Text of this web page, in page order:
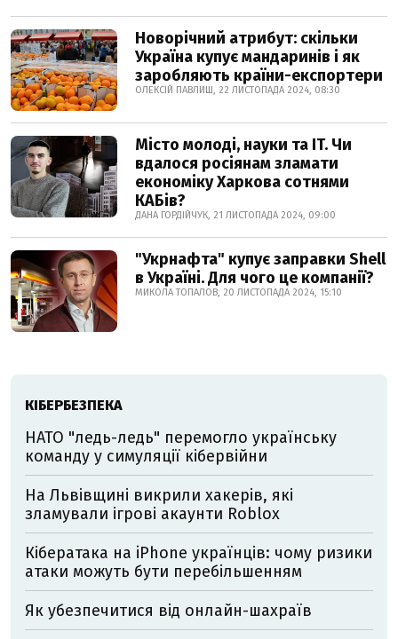
Новорічний атрибут: скільки
Україна купує мандаринів і як
заробляють країни-експортери
ОЛЕКСІЙ ПАВЛИШ, 22 ЛИСТОПАДА 2024, 08:30
Місто молоді, науки та IT. Чи
вдалося росіянам зламати
економіку Харкова сотнями
КАБів?
ДАНА ГОРДІЙЧУК, 21 ЛИСТОПАДА 2024, 09:00
"Укрнафта" купує заправки Shell
в Україні. Для чого це компанії?
МИКОЛА ТОПАЛОВ, 20 ЛИСТОПАДА 2024, 15:10
КІБЕРБЕЗПЕКА
НАТО "ледь-ледь" перемогло українську
команду у симуляції кібервійни
На Львівщині викрили хакерів, які
зламували ігрові акаунти Roblox
Кібератака на iPhone українців: чому ризики
атаки можуть бути перебільшенням
Як убезпечитися від онлайн-шахраїв